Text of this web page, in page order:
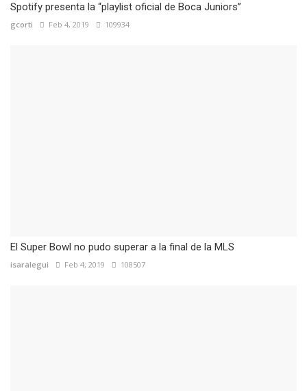
Spotify presenta la “playlist oficial de Boca Juniors”
gcorti Feb 4, 2019 109934
El Super Bowl no pudo superar a la final de la MLS
isaralegui Feb 4, 2019 108507